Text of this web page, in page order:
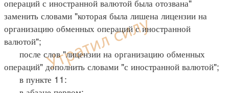
операций с иностранной валютой была отозвана"
заменить словами "которая была лишена лицензии на
организацию обменных операций с иностранной
валютой";
после слов "лицензии на организацию обменных
операций" дополнить словами "с иностранной валютой";
в пункте 11: